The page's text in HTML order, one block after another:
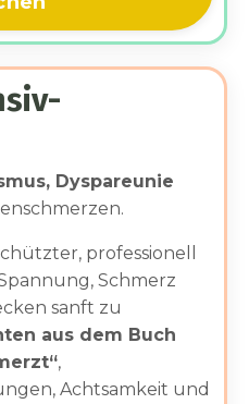
Dyspareunie
professionell
Schmerz
sanft zu
aus dem Buch
,
Achtsamkeit und